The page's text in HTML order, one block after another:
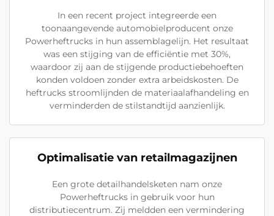
In een recent project integreerde een
toonaangevende automobielproducent onze
Powerheftrucks in hun assemblagelijn. Het resultaat
was een stijging van de efficiëntie met 30%,
waardoor zij aan de stijgende productiebehoeften
konden voldoen zonder extra arbeidskosten. De
heftrucks stroomlijnden de materiaalafhandeling en
verminderden de stilstandtijd aanzienlijk.
Optimalisatie van retailmagazijnen
Een grote detailhandelsketen nam onze
Powerheftrucks in gebruik voor hun
distributiecentrum. Zij meldden een vermindering